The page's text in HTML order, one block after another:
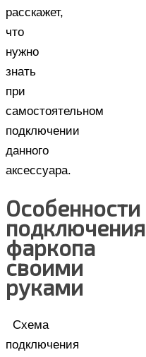
расскажет,
что
нужно
знать
при
самостоятельном
подключении
данного
аксессуара.
Особенности
подключения
фаркопа
своими
руками
Схема
подключения